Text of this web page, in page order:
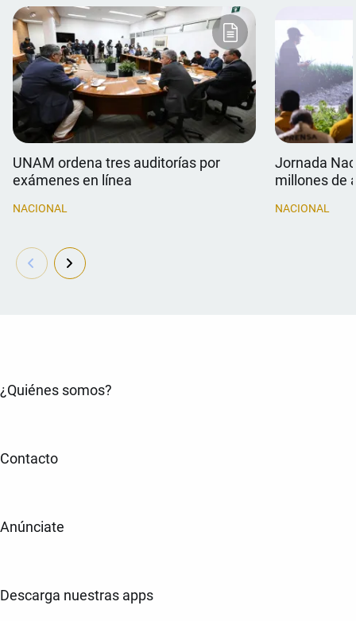
UNAM ordena tres auditorías por
exámenes en línea
NACIONAL
Jornada
millones de
NACIONAL
¿Quiénes somos?
Contacto
Anúnciate
Descarga nuestras apps